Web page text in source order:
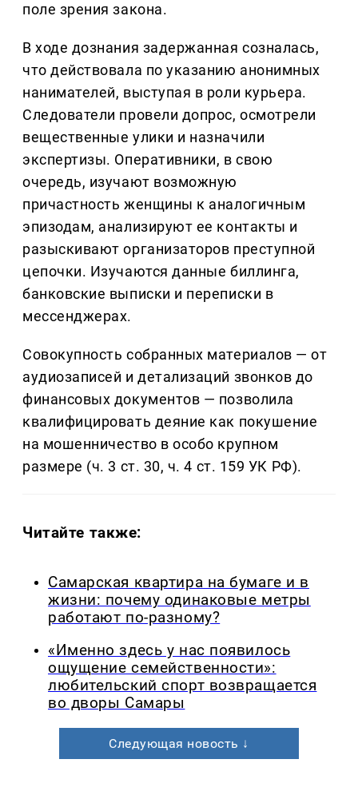
поле зрения закона.
В ходе дознания задержанная созналась,
что действовала по указанию анонимных
нанимателей, выступая в роли курьера.
Следователи провели допрос, осмотрели
вещественные улики и назначили
экспертизы. Оперативники, в свою
очередь, изучают возможную
причастность женщины к аналогичным
эпизодам, анализируют ее контакты и
разыскивают организаторов преступной
цепочки. Изучаются данные биллинга,
банковские выписки и переписки в
мессенджерах.
Совокупность собранных материалов — от
аудиозаписей и детализаций звонков до
финансовых документов — позволила
квалифицировать деяние как покушение
на мошенничество в особо крупном
размере (ч. 3 ст. 30, ч. 4 ст. 159 УК РФ).
Читайте также:
Самарская квартира на бумаге и в
жизни: почему одинаковые метры
работают по-разному?
«Именно здесь у нас появилось
ощущение семейственности»:
любительский спорт возвращается
во дворы Самары
Следующая новость ↓